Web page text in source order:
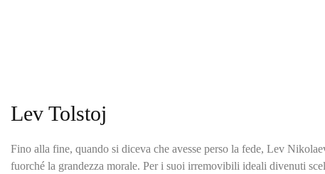
Lev Tolstoj
Fino alla fine, quando si diceva che avesse perso la fede, Lev
fuorché la grandezza morale. Per i suoi irremovibili ideali divenuti